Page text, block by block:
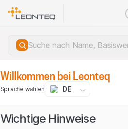
Willkommen bei Leonteq
Sprache wählen DE
Wichtige Hinweise